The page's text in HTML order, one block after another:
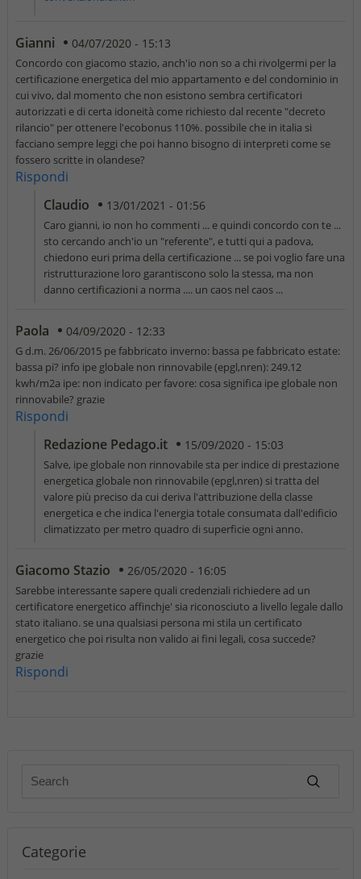
Gianni 04/07/2020 - 15:13
Concordo con giacomo stazio, anch'io non so a chi rivolgermi per la
certificazione energetica del mio appartamento e del condominio in
cui vivo, dal momento che non esistono sembra certificatori
autorizzati e di certa idoneità come richiesto dal recente "decreto
rilancio" per ottenere l'ecobonus 110%. possibile che in italia si
facciano sempre leggi che poi hanno bisogno di interpreti come se
fossero scritte in olandese?
Rispondi
Claudio
13/01/2021 - 01:56
Caro gianni, io non ho commenti ... e quindi concordo con te ...
sto cercando anch'io un "referente", e tutti qui a padova,
chiedono euri prima della certificazione ... se poi voglio fare una
ristrutturazione loro garantiscono solo la stessa, ma non
danno certificazioni a norma .... un caos nel caos ...
Paola 04/09/2020 - 12:33
G d.m. 26/06/2015 pe fabbricato inverno: bassa pe fabbricato estate:
bassa pi? info ipe globale non rinnovabile (epgl,nren): 249.12
kwh/m2a ipe: non indicato per favore: cosa significa ipe globale non
rinnovabile? grazie
Rispondi
Redazione Pedago.it
15/09/2020 - 15:03
Salve, ipe globale non rinnovabile sta per indice di prestazione
energetica globale non rinnovabile (epgl,nren) si tratta del
valore più preciso da cui deriva l'attribuzione della classe
energetica e che indica l'energia totale consumata dall'edificio
climatizzato per metro quadro di superficie ogni anno.
Giacomo Stazio 26/05/2020 - 16:05
Sarebbe interessante sapere quali credenziali richiedere ad un
certificatore energetico affinchje' sia riconosciuto a livello legale dallo
stato italiano. se una qualsiasi persona mi stila un certificato
energetico che poi risulta non valido ai fini legali, cosa succede?
grazie
Rispondi
Categorie